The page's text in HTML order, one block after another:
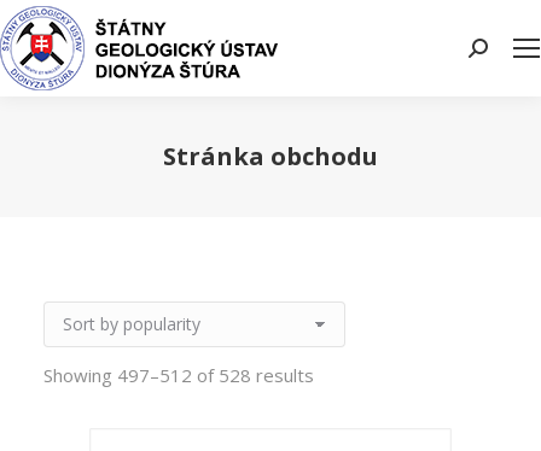
Search:
Stránka obchodu
Showing 497–512 of 528 results